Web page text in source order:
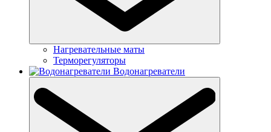
Нагревательные маты
Терморегуляторы
Водонагреватели